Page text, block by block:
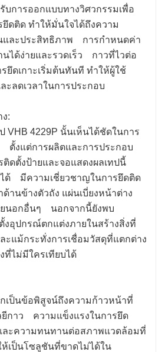
บการออกแบบทางวิศวกรรมเพื่อ
ดติด ทําให้มั่นใจได้ถึงความ
และประสิทธิภาพ การกําหนดค่า
นได้ง่ายและรวดเร็ว กาวที่ไวต่อ
ยึดเกาะเริ่มต้นทันที ทําให้ผู้ใช้
ะลดเวลาในการประกอบ
:
VHB 4229P นั้นเห็นได้ชัดในการ
ตั้งแต่การผลิตและการประกอบ
ดตั้งป้ายและจอแสดงผลเทปนี้
ด้ มีความเชี่ยวชาญในการยึดติด
ด้านข้างตัวถัง แผ่นเบี่ยงหน้าต่าง
นอกอื่นๆ นอกจากนี้ยังพบ
งอุปกรณ์ตกแต่งภายในสร้างสิ่งที่
ะแม้กระทั่งการเชื่อมวัสดุที่แตกต่าง
ที่ไม่มีใครเทียบได้
กเป็นข้อพิสูจน์ถึงความก้าวหน้าที่
ยีกาว ความแข็งแรงในการยึด
ละความทนทานต่อสภาพแวดล้อมที่
ห้เป็นโซลูชันที่ขาดไม่ได้ใน